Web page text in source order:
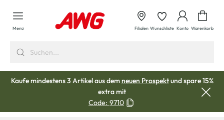
springen
Menü Filialen Wunschliste Konto Warenkorb
Kaufe mindestens 3 Artikel aus demneuen Prospektund spare 15%
extra mit
Code: 9710